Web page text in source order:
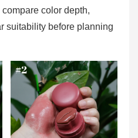
color depth,
suitability before planning